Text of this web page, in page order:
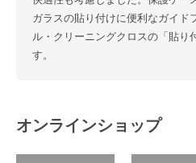
ガラスの貼り付けに便利なガイド
ル・クリーニングクロスの「貼り
す。
オンラインショップ